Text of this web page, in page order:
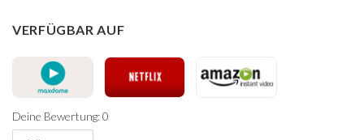
VERFÜGBAR AUF
Deine Bewertung: 0